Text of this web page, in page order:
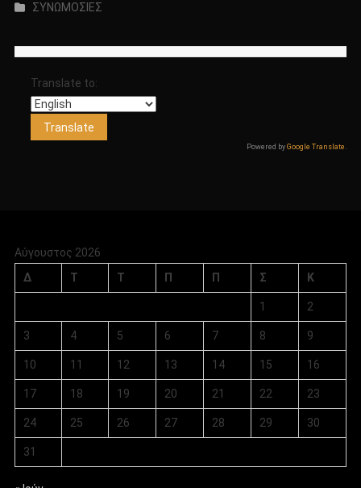
ΣΥΝΩΜΟΣΙΕΣ
Translate to:
Powered byGoogle Translate .
Αύγουστος 2026
Δ
Τ Τ Π Π Σ Κ
1 2
3 4 5 6 7 8 9
10 11 12 13 14 15 16
17 18 19 20 21 22 23
24 25 26 27 28 29 30
31